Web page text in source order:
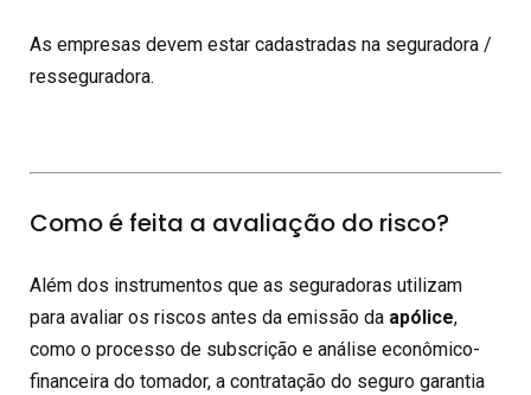
As empresas devem estar cadastradas na seguradora /
resseguradora.
Como é feita a avaliação do risco?
Além dos instrumentos que as seguradoras utilizam
para avaliar os riscos antes da emissão da apólice,
como o processo de subscrição e análise econômico-
financeira do tomador, a contratação do seguro garantia